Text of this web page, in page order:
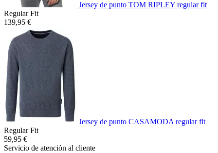
Jersey de punto TOM RIPLEY regular fit
Regular Fit
139,95 €
Jersey de punto CASAMODA regular fit
Regular Fit
59,95 €
Servicio de atención al cliente